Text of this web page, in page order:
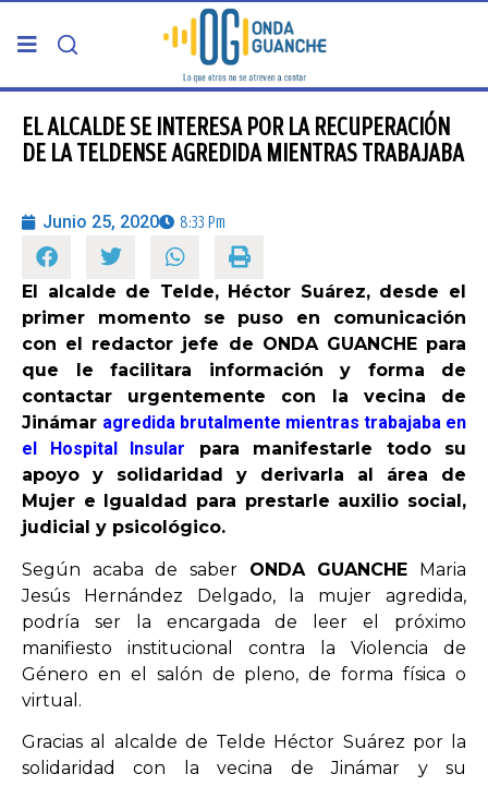
PORTADA
GRAN CANARIA
CANARIAS
5ª COLUMNA
CARTAS DEL DIRECTOR
ENTREVISTAS
PROGRAMAS
EL ALCALDE SE INTERESA POR LA RECUPERACIÓN
DE LA TELDENSE AGREDIDA MIENTRAS TRABAJABA
Junio 25, 2020 8:33 Pm
El alcalde de Telde, Héctor Suárez, desde el
primer momento se puso en comunicación
con el redactor jefe de ONDA GUANCHE para
que le facilitara información y forma de
contactar urgentemente con la vecina de
Jinámar agredida brutalmente mientras trabajaba en
el Hospital Insular para manifestarle todo su
apoyo y solidaridad y derivarla al área de
Mujer e Igualdad para prestarle auxilio social,
judicial y psicológico.
Según acaba de saber ONDA GUANCHE Maria
Jesús Hernández Delgado, la mujer agredida,
podría ser la encargada de leer el próximo
manifiesto institucional contra la Violencia de
Género en el salón de pleno, de forma física o
virtual.
Gracias al alcalde de Telde Héctor Suárez por la
solidaridad con la vecina de Jinámar y su